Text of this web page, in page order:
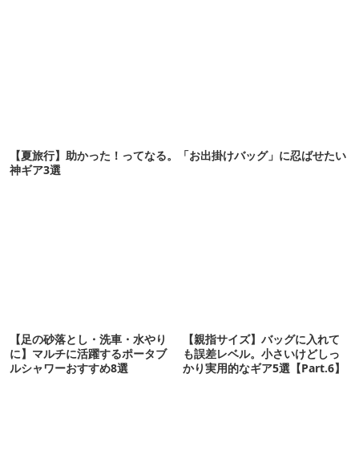
【夏旅行】助かった！ってなる。「お出掛けバッグ」に忍ばせたい
神ギア3選
【足の砂落とし・洗車・水やり
に】マルチに活躍するポータブ
ルシャワーおすすめ8選
【親指サイズ】バッグに入れて
も誤差レベル。小さいけどしっ
かり実用的なギア5選【Part.6】